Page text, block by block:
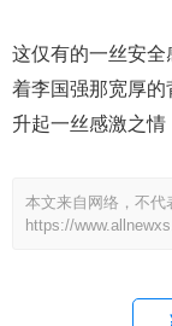
这仅有的一丝安
着李国强那宽厚
升起一丝感激之情
本文来自网络，不代
https://